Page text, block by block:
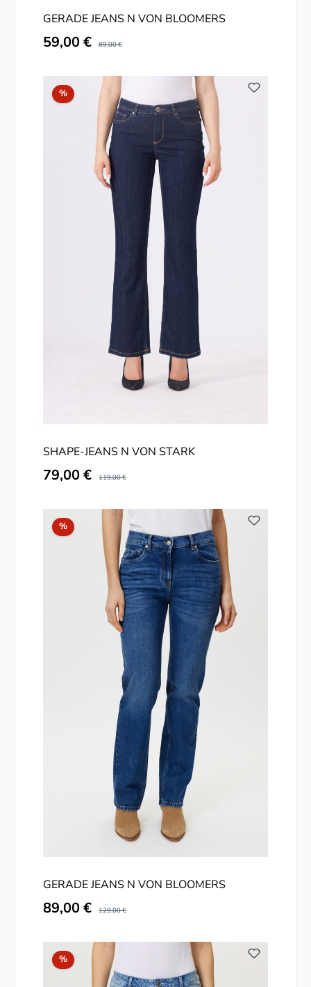
GERADE JEANS N VON BLOOMERS
Verkaufspreis:
59,00 € Regulärer Preis:
89,00 €
%Rabatt
SHAPE-JEANS N VON STARK
Verkaufspreis:
79,00 € Regulärer Preis:
119,00 €
%Rabatt
GERADE JEANS N VON BLOOMERS
Verkaufspreis:
89,00 € Regulärer Preis:
129,00 €
%Rabatt